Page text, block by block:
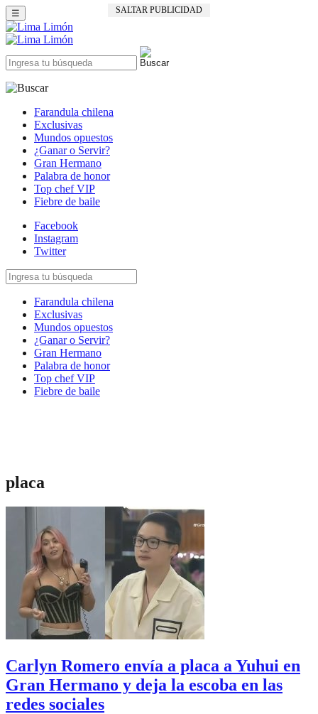
SALTAR PUBLICIDAD
☰
Farandula chilena
Exclusivas
Mundos opuestos
¿Ganar o Servir?
Gran Hermano
Palabra de honor
Top chef VIP
Fiebre de baile
Facebook
Instagram
Twitter
Farandula chilena
Exclusivas
Mundos opuestos
¿Ganar o Servir?
Gran Hermano
Palabra de honor
Top chef VIP
Fiebre de baile
placa
Carlyn Romero envía a placa a Yuhui en
Gran Hermano y deja la escoba en las
redes sociales